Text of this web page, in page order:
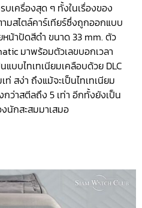
บเครื่องสุด ๆ ทั้งในเรื่องของ
มสไตล์คาร์เทียร์ซึ่งถูกออกแบบ
น้าปัดสีดำ ขนาด 33 mm. ตัว
มาพร้อมตัวเลขบอกเวลา
แบบไทเทเนียมเคลือบด้วย DLC
ท่ สง่า ถึงแม้จะเป็นไทเทเนียม
ว่าสตีลถึง 5 เท่า อีกทั้งยังเป็น
นักสะสมมาเสมอ